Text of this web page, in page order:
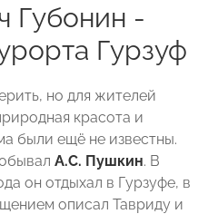
Губонин -
Гурзуф
но для жителей
красота и
были ещё не известны.
А.С. Пушкин. В
он отдыхал в Гурзуфе, в
описал Тавриду и